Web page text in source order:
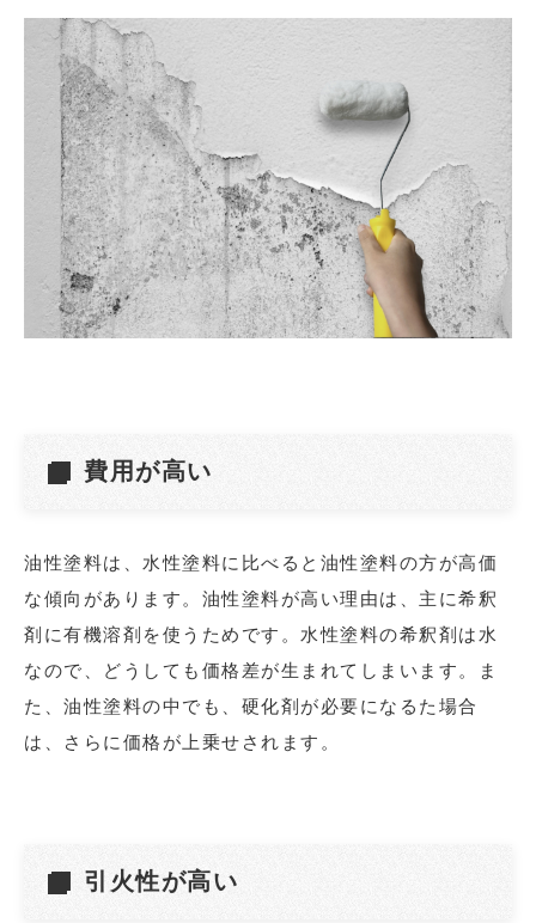
費用が高い
油性塗料は、水性塗料に比べると油性塗料の方が高価
な傾向があります。油性塗料が高い理由は、主に希釈
剤に有機溶剤を使うためです。水性塗料の希釈剤は水
なので、どうしても価格差が生まれてしまいます。ま
た、油性塗料の中でも、硬化剤が必要になるた場合
は、さらに価格が上乗せされます。
引火性が高い